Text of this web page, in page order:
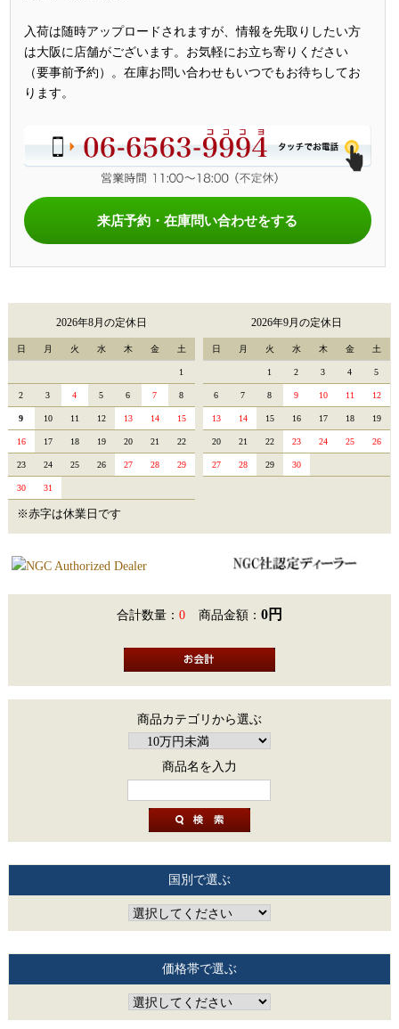
入荷は随時アップロードされますが、情報を先取りしたい方
は大阪に店舗がございます。お気軽にお立ち寄りください
（要事前予約）。在庫お問い合わせもいつでもお待ちしてお
ります。
来店予約・在庫問い合わせをする
2026年8月の定休日
日 月 火 水 木 金 土
1
2 3 4 5 6 7 8
9 10 11 12 13 14 15
16 17 18 19 20 21 22
23 24 25 26 27 28 29
30 31
2026年9月の定休日
日 月 火 水 木 金 土
1 2 3 4 5
6 7 8 9 10 11 12
13 14 15 16 17 18 19
20 21 22 23 24 25 26
27 28 29 30
※赤字は休業日です
合計数量： 0 商品金額： 0円
商品カテゴリから選ぶ
商品名を入力
国別で選ぶ
価格帯で選ぶ